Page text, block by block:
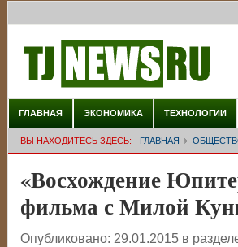
ГЛАВНАЯ ЭКОНОМИКА ТЕХНОЛОГИИ
ВЫ НАХОДИТЕСЬ ЗДЕСЬ: ГЛАВНАЯ
«Восхождение
фильма с Милой
Опубликовано: 29.01.2015 в